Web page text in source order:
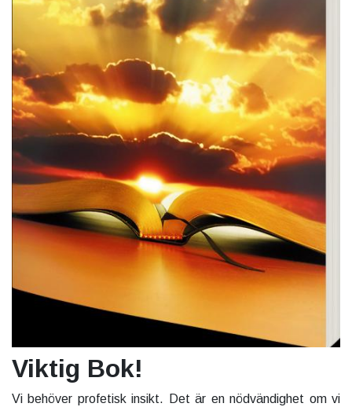
Viktig Bok!
Vi behöver profetisk insikt. Det är en nödvändighet om vi